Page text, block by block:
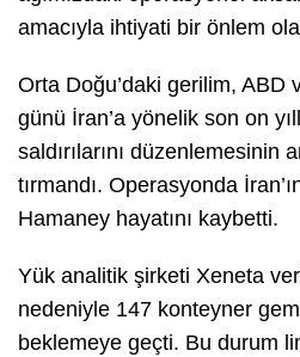
amacıyla ihtiyati bir önlem
Orta Doğu’daki gerilim, ABD
günü İran’a yönelik son on
saldırılarını düzenlemesinin
tırmandı. Operasyonda
Hamaney hayatını kaybetti.
Yük analitik şirketi Xeneta
nedeniyle 147 konteyner
beklemeye geçti. Bu durum